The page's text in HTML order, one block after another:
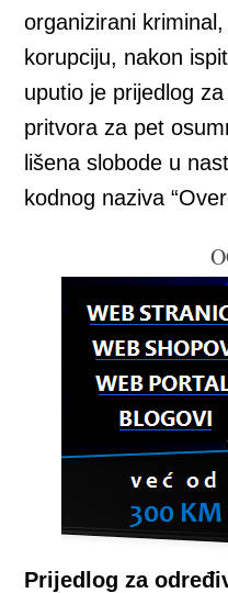
organizirani
korupciju, nakon
uputio je prijedlog
pritvora za pet
lišena slobode u
kodnog naziva
Prijedlog za